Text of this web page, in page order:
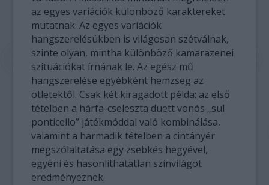
az egyes variációk különböző karaktereket
mutatnak. Az egyes variációk
hangszerelésükben is világosan szétválnak,
szinte olyan, mintha különböző kamarazenei
szituációkat írnának le. Az egész mű
hangszerelése egyébként hemzseg az
ötletektől. Csak két kiragadott példa: az első
tételben a hárfa-cseleszta duett vonós „sul
ponticello” játékmóddal való kombinálása,
valamint a harmadik tételben a cintányér
megszólaltatása egy zsebkés hegyével,
egyéni és hasonlíthatatlan színvilágot
eredményeznek.